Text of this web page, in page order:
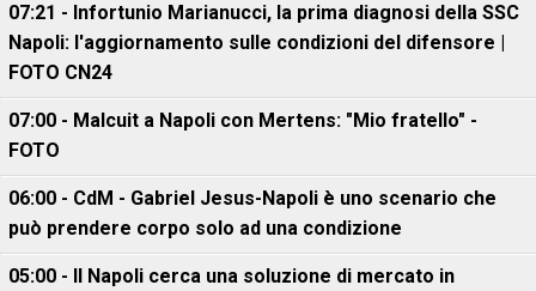
07:21 - Infortunio Marianucci, la prima diagnosi della SSC
Napoli: l'aggiornamento sulle condizioni del difensore |
FOTO CN24
07:00 - Malcuit a Napoli con Mertens: "Mio fratello" -
FOTO
06:00 - CdM - Gabriel Jesus-Napoli è uno scenario che
può prendere corpo solo ad una condizione
05:00 - Il Napoli cerca una soluzione di mercato in